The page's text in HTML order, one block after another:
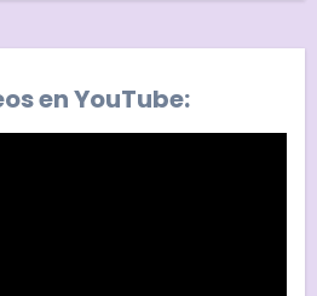
en YouTube: